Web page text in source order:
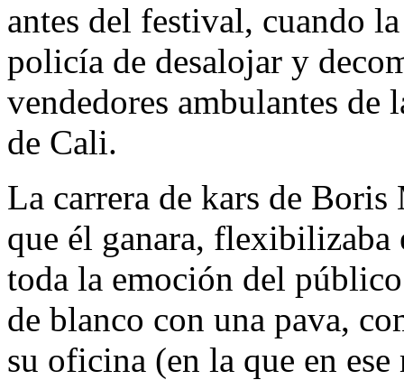
antes del festival, cuando
policía de desalojar y
vendedores ambulantes de
de Cali.
La carrera de kars de
que él ganara, flexibilizaba
toda la emoción del
de blanco con una pava,
su oficina (en la que en